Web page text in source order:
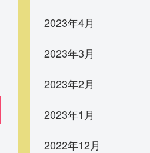
2023年4月
2023年3月
2023年2月
2023年1月
2022年12月